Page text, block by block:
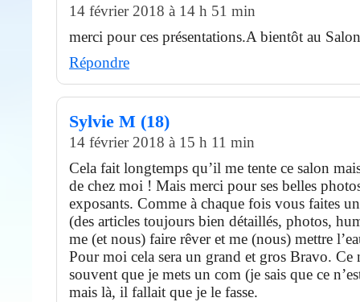
14 février 2018 à 14 h 51 min
merci pour ces présentations.A bientôt au Salon
Répondre
Sylvie M (18)
14 février 2018 à 15 h 11 min
Cela fait longtemps qu’il me tente ce salon
de chez moi ! Mais merci pour ses belles
exposants. Comme à chaque fois vous faites
(des articles toujours bien détaillés, photos,
me (et nous) faire rêver et me (nous) mettre
Pour moi cela sera un grand et gros Bravo. Ce
souvent que je mets un com (je sais que ce
mais là, il fallait que je le fasse.